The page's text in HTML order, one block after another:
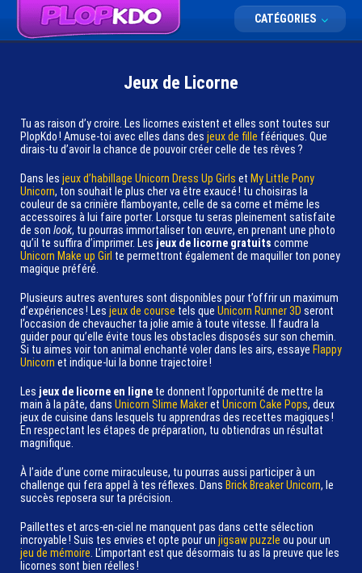
CATÉGORIES
Jeux de Licorne
Tu as raison d’y croire. Les licornes existent et elles sont toutes sur
PlopKdo ! Amuse-toi avec elles dans des jeux de fille féériques. Que
dirais-tu d’avoir la chance de pouvoir créer celle de tes rêves ?
Dans les jeux d’habillage Unicorn Dress Up Girls et My Little Pony
Unicorn, ton souhait le plus cher va être exaucé ! tu choisiras la
couleur de sa crinière flamboyante, celle de sa corne et même les
accessoires à lui faire porter. Lorsque tu seras pleinement satisfaite
de son look, tu pourras immortaliser ton œuvre, en prenant une photo
qu’il te suffira d’imprimer. Les jeux de licorne gratuits comme
Unicorn Make up Girl te permettront également de maquiller ton poney
magique préféré.
Plusieurs autres aventures sont disponibles pour t’offrir un maximum
d’expériences ! Les jeux de course tels que Unicorn Runner 3D seront
l’occasion de chevaucher ta jolie amie à toute vitesse. Il faudra la
guider pour qu’elle évite tous les obstacles disposés sur son chemin.
Si tu aimes voir ton animal enchanté voler dans les airs, essaye Flappy
Unicorn et indique-lui la bonne trajectoire !
Les jeux de licorne en ligne te donnent l’opportunité de mettre la
main à la pâte, dans Unicorn Slime Makeret Unicorn Cake Pops, deux
jeux de cuisine dans lesquels tu apprendras des recettes magiques !
En respectant les étapes de préparation, tu obtiendras un résultat
magnifique.
À l’aide d’une corne miraculeuse, tu pourras aussi participer à un
challenge qui fera appel à tes réflexes. Dans Brick Breaker Unicorn, le
succès reposera sur ta précision.
Paillettes et arcs-en-ciel ne manquent pas dans cette sélection
incroyable ! Suis tes envies et opte pour un jigsaw puzzle ou pour un
jeu de mémoire . L’important est que désormais tu as la preuve que les
licornes sont bien réelles !